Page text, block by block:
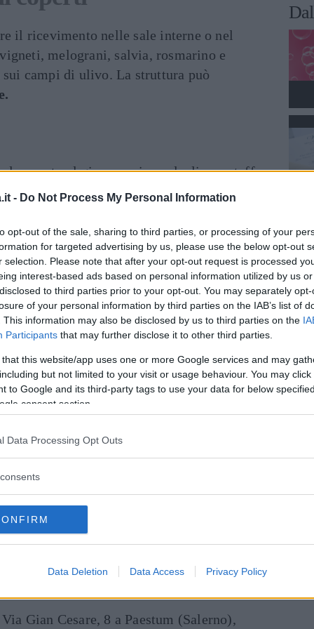
- Do Not Process My Personal Information
opt-out of the sale, sharing to third parties, or processing of your
for targeted advertising by us, please use the below opt-out
selection. Please note that after your opt-out request is processed
interest-based ads based on personal information utilized by us
to third parties prior to your opt-out. You may separately
of your personal information by third parties on the IAB’s list of
This information may also be disclosed by us to third parties on the
Participants that may further disclose it to other third parties.
that this website/app uses one or more Google services and may
but not limited to your visit or usage behaviour. You may
to Google and its third-party tags to use your data for below
consent section.
Data Processing Opt Outs
Data Deletion Data Access Privacy Policy
il ricevimento nelle sale interne o nel
melograni, salvia, rosmarino e
campi di ulivo. La struttura può
evento al giorno e si avvale di uno staff
. Gli sposi possono richiedere
servizio fotografico, il servizio di
insuite nuzialeper loro e inappartamento
celebrare ilrito del matrimonionel
dispone diparcheggioe dipunti di
staff specializzatoin vari tipi di cucina –
e regionale. Imenusono
anche soluzioni per ospiti
alimentari.
compreso tra 1500€ e 3500€, ma è
per i dettagli.
Gian Cesare, 8 a Paestum (Salerno),